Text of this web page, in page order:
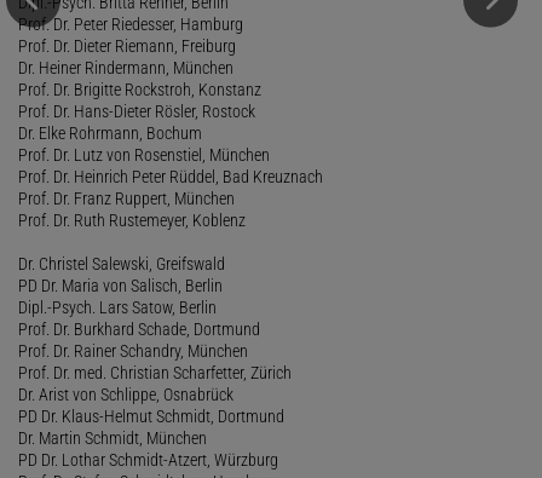
Prof. Dr. Peter Riedesser, Hamburg
Prof. Dr. Dieter Riemann, Freiburg
Dr. Heiner Rindermann, München
Prof. Dr. Brigitte Rockstroh, Konstanz
Prof. Dr. Hans-Dieter Rösler, Rostock
Dr. Elke Rohrmann, Bochum
Prof. Dr. Lutz von Rosenstiel, München
Prof. Dr. Heinrich Peter Rüddel, Bad Kreuznach
Prof. Dr. Franz Ruppert, München
Prof. Dr. Ruth Rustemeyer, Koblenz
Dr. Christel Salewski, Greifswald
PD Dr. Maria von Salisch, Berlin
Dipl.-Psych. Lars Satow, Berlin
Prof. Dr. Burkhard Schade, Dortmund
Prof. Dr. Rainer Schandry, München
Prof. Dr. med. Christian Scharfetter, Zürich
Dr. Arist von Schlippe, Osnabrück
PD Dr. Klaus-Helmut Schmidt, Dortmund
Dr. Martin Schmidt, München
PD Dr. Lothar Schmidt-Atzert, Würzburg